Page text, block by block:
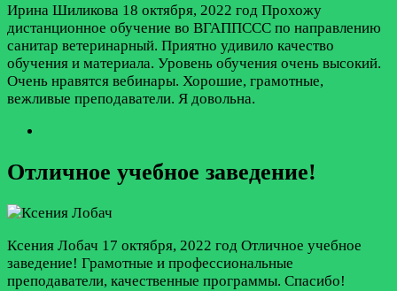
Ирина Шиликова 18 октября, 2022 год Прохожу
дистанционное обучение во ВГАППССС по направлению
санитар ветеринарный. Приятно удивило качество
обучения и материала. Уровень обучения очень высокий.
Очень нравятся вебинары. Хорошие, грамотные,
вежливые преподаватели. Я довольна.
Отличное учебное заведение!
Ксения Лобач 17 октября, 2022 год Отличное учебное
заведение! Грамотные и профессиональные
преподаватели, качественные программы. Спасибо!